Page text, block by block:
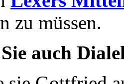
zu müssen.
auch